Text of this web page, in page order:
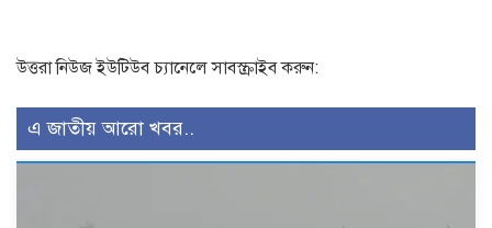
উত্তরা নিউজ ইউটিউব চ্যানেলে সাবস্ক্রাইব করুন:
এ জাতীয় আরো খবর..